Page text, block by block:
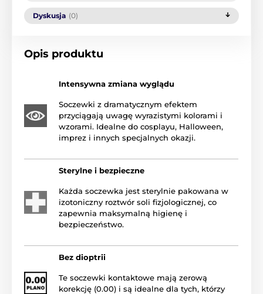
Dyskusja (0)
Opis produktu
Intensywna zmiana wyglądu
Soczewki z dramatycznym efektem
przyciągają uwagę wyrazistymi kolorami i
wzorami. Idealne do cosplayu, Halloween,
imprez i innych specjalnych okazji.
Sterylne i bezpieczne
Każda soczewka jest sterylnie pakowana w
izotoniczny roztwór soli fizjologicznej, co
zapewnia maksymalną higienę i
bezpieczeństwo.
Bez dioptrii
Te soczewki kontaktowe mają zerową
korekcję (0.00) i są idealne dla tych, którzy